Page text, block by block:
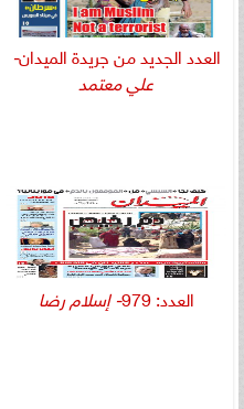
العدد الجديد من جريدة الميدان-
علي معتمد
العدد: 979 - إسلام رضا